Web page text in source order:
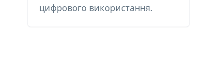
цифрового використання.